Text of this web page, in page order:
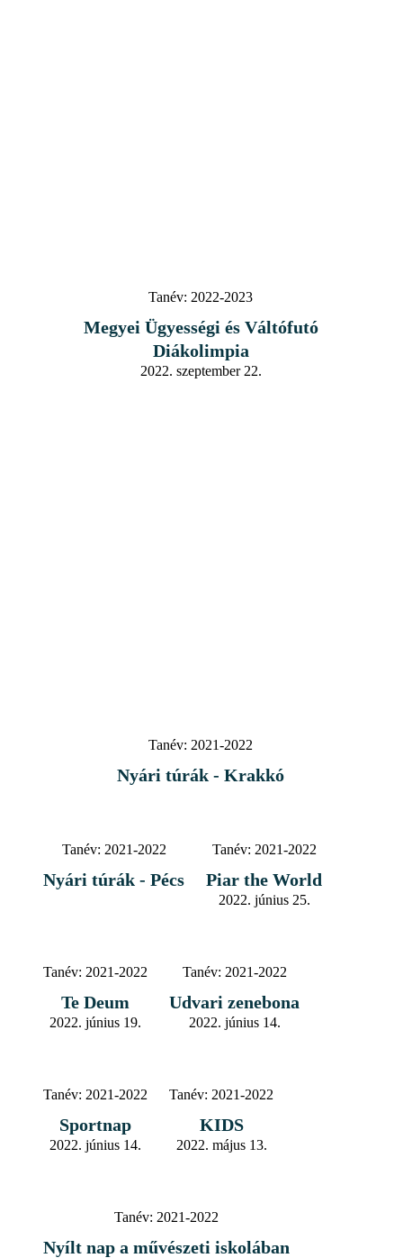
Tanév: 2022-2023
Megyei Ügyességi és Váltófutó
Diákolimpia
2022. szeptember 22.
Tanév: 2021-2022
Nyári túrák - Krakkó
Tanév: 2021-2022
Nyári túrák - Pécs
Tanév: 2021-2022
Piar the World
2022. június 25.
Tanév: 2021-2022
Te Deum
2022. június 19.
Tanév: 2021-2022
Udvari zenebona
2022. június 14.
Tanév: 2021-2022
Sportnap
2022. június 14.
Tanév: 2021-2022
KIDS
2022. május 13.
Tanév: 2021-2022
Nyílt nap a művészeti iskolában